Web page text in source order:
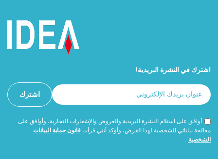
اشترك في النشرة البريدية!
أوافق على استلام النشرة البريدية والعروض والإشعارات التجارية، وأوافق على
معالجة بياناتي الشخصية لهذا الغرض، وأؤكد أنني قرأتقانون حماية البيانات
الشخصية .